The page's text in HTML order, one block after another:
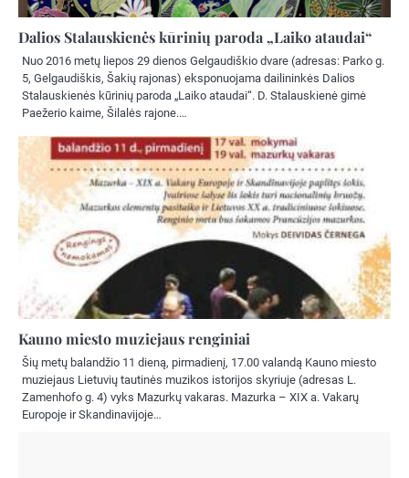
Dalios Stalauskienės kūrinių paroda „Laiko ataudai“
Nuo 2016 metų liepos 29 dienos Gelgaudiškio dvare (adresas: Parko g.
5, Gelgaudiškis, Šakių rajonas) eksponuojama dailininkės Dalios
Stalauskienės kūrinių paroda „Laiko ataudai“. D. Stalauskienė gimė
Paežerio kaime, Šilalės rajone.…
Kauno miesto muziejaus renginiai
Šių metų balandžio 11 dieną, pirmadienį, 17.00 valandą Kauno miesto
muziejaus Lietuvių tautinės muzikos istorijos skyriuje (adresas L.
Zamenhofo g. 4) vyks Mazurkų vakaras. Mazurka – XIX a. Vakarų
Europoje ir Skandinavijoje…